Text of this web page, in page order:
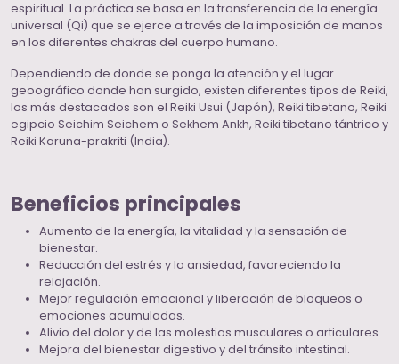
espiritual. La práctica se basa en la transferencia de la energía
universal (Qi) que se ejerce a través de la imposición de manos
en los diferentes chakras del cuerpo humano.
Dependiendo de donde se ponga la atención y el lugar
geoográfico donde han surgido, existen diferentes tipos de Reiki,
los más destacados son el Reiki Usui (Japón), Reiki tibetano, Reiki
egipcio Seichim Seichem o Sekhem Ankh, Reiki tibetano tántrico y
Reiki Karuna-prakriti (India).
Beneficios principales
Aumento de la energía, la vitalidad y la sensación de
bienestar.
Reducción del estrés y la ansiedad, favoreciendo la
relajación.
Mejor regulación emocional y liberación de bloqueos o
emociones acumuladas.
Alivio del dolor y de las molestias musculares o articulares.
Mejora del bienestar digestivo y del tránsito intestinal.